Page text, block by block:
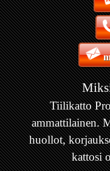
Tiilikatto
ammattilainen.
huollot,
kattosi